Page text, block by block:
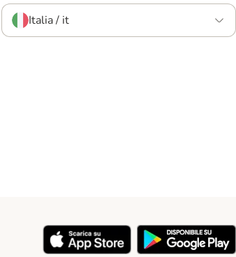
Italia / it